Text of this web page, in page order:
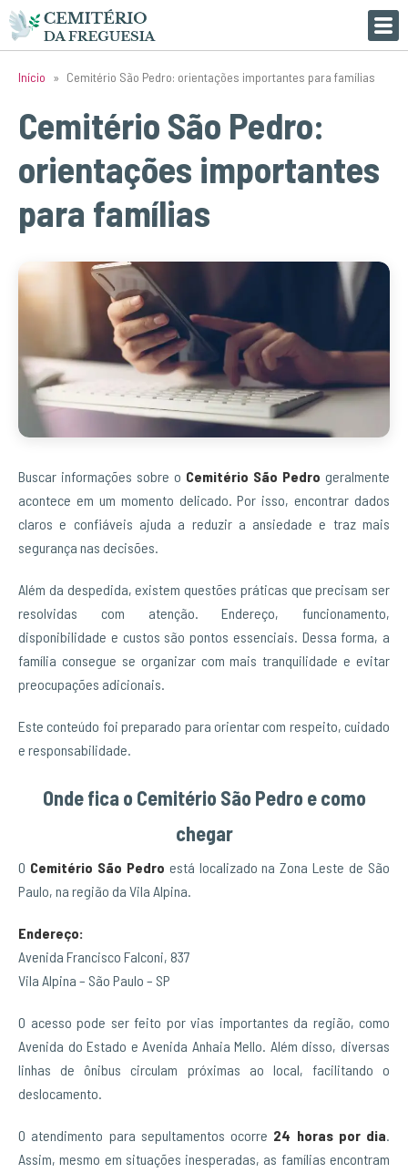
Início » Cemitério São Pedro: orientações importantes para famílias
Cemitério São Pedro:
orientações importantes
para famílias
Buscar informações sobre o Cemitério São Pedro geralmente
acontece em um momento delicado. Por isso, encontrar dados
claros e confiáveis ajuda a reduzir a ansiedade e traz mais
segurança nas decisões.
Além da despedida, existem questões práticas que precisam ser
resolvidas com atenção. Endereço, funcionamento,
disponibilidade e custos são pontos essenciais. Dessa forma, a
família consegue se organizar com mais tranquilidade e evitar
preocupações adicionais.
Este conteúdo foi preparado para orientar com respeito, cuidado
e responsabilidade.
Onde fica o Cemitério São Pedro e como
chegar
O Cemitério São Pedro está localizado na Zona Leste de São
Paulo, na região da Vila Alpina.
Endereço:
Avenida Francisco Falconi, 837
Vila Alpina – São Paulo – SP
O acesso pode ser feito por vias importantes da região, como
Avenida do Estado e Avenida Anhaia Mello. Além disso, diversas
linhas de ônibus circulam próximas ao local, facilitando o
deslocamento.
O atendimento para sepultamentos ocorre 24 horas por dia.
Assim, mesmo em situações inesperadas, as famílias encontram